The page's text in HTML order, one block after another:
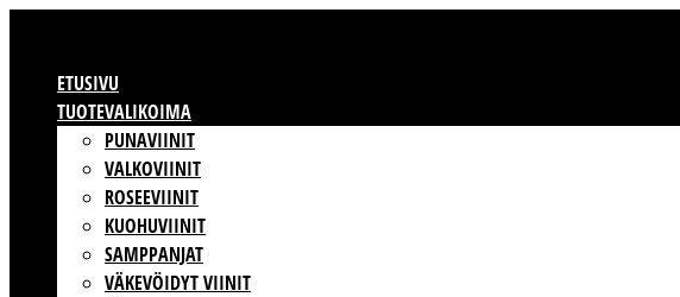
ETUSIVU
TUOTEVALIKOIMA
PUNAVIINIT
VALKOVIINIT
ROSEEVIINIT
KUOHUVIINIT
SAMPPANJAT
VÄKEVÖIDYT VIINIT